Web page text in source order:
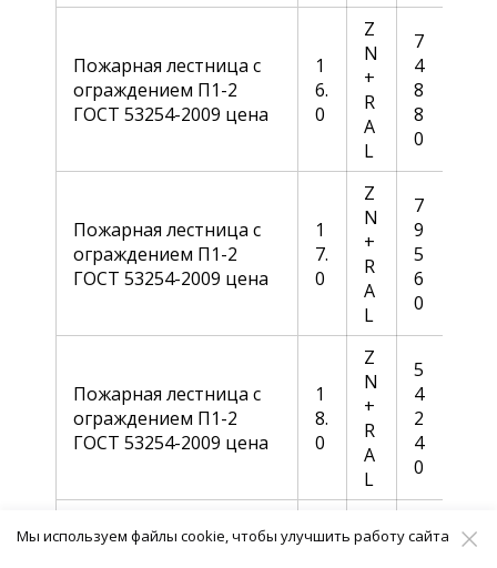
Пожарная лестница с
ограждением П1-2
ГОСТ 53254-2009 цена
1
6.
0
Z
N
+
R
A
L
7
4
8
8
0
Пожарная лестница с
ограждением П1-2
ГОСТ 53254-2009 цена
1
7.
0
Z
N
+
R
A
L
7
9
5
6
0
Пожарная лестница с
ограждением П1-2
ГОСТ 53254-2009 цена
1
8.
0
Z
N
+
R
A
L
5
4
2
4
0
N
8
Мы используем файлы cookie, чтобы улучшить работу сайта